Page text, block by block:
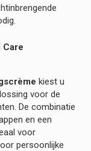
Care
kiest u
voor de
De combinatie
en een
voor
persoonlijke